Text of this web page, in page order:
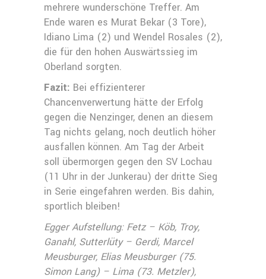
mehrere wunderschöne Treffer. Am
Ende waren es Murat Bekar (3 Tore),
Idiano Lima (2) und Wendel Rosales (2),
die für den hohen Auswärtssieg im
Oberland sorgten.
Fazit: Bei effizienterer
Chancenverwertung hätte der Erfolg
gegen die Nenzinger, denen an diesem
Tag nichts gelang, noch deutlich höher
ausfallen können. Am Tag der Arbeit
soll übermorgen gegen den SV Lochau
(11 Uhr in der Junkerau) der dritte Sieg
in Serie eingefahren werden. Bis dahin,
sportlich bleiben!
Egger Aufstellung: Fetz – Köb, Troy,
Ganahl, Sutterlüty – Gerdi, Marcel
Meusburger, Elias Meusburger (75.
Simon Lang) – Lima (73. Metzler),